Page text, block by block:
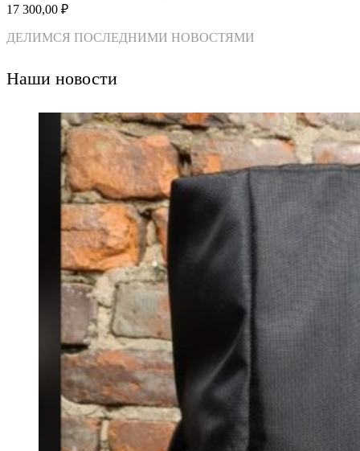
17 300,00 ₽
ДЕЛИМСЯ ПОСЛЕДНИМИ НОВОСТЯМИ
Наши новости